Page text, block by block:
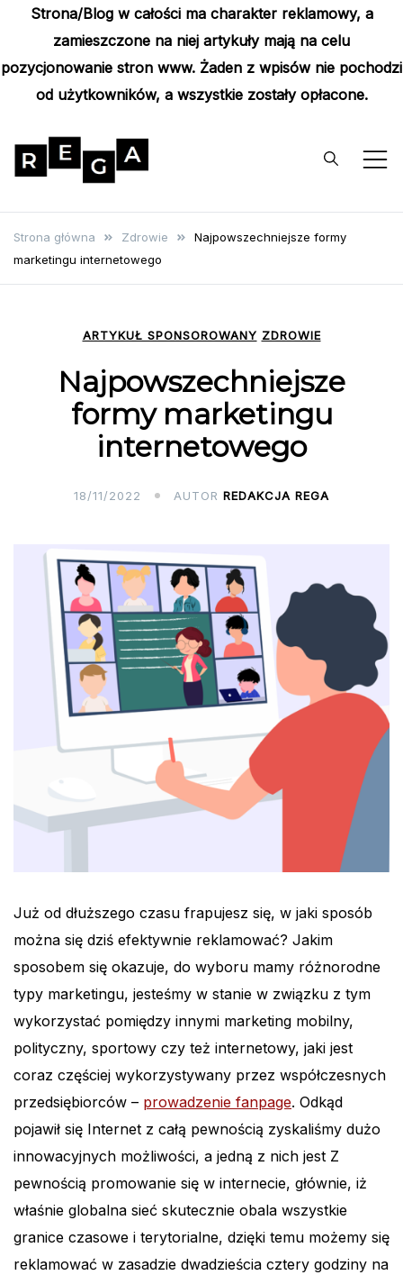
Strona/Blog w całości ma charakter reklamowy, a
zamieszczone na niej artykuły mają na celu
pozycjonowanie stron www. Żaden z wpisów nie pochodzi
od użytkowników, a wszystkie zostały opłacone.
content
Rega
Strona główna Zdrowie
Najpowszechniejsze formy
marketingu internetowego
ARTYKUŁ SPONSOROWANY ZDROWIE
Najpowszechniejsze
formy marketingu
internetowego
18/11/2022 AUTOR REDAKCJA REGA
Już od dłuższego czasu frapujesz się, w jaki sposób
można się dziś efektywnie reklamować? Jakim
sposobem się okazuje, do wyboru mamy różnorodne
typy marketingu, jesteśmy w stanie w związku z tym
wykorzystać pomiędzy innymi marketing mobilny,
polityczny, sportowy czy też internetowy, jaki jest
coraz częściej wykorzystywany przez współczesnych
przedsiębiorców – prowadzenie fanpage. Odkąd
pojawił się Internet z całą pewnością zyskaliśmy dużo
innowacyjnych możliwości, a jedną z nich jest Z
pewnością promowanie się w internecie, głównie, iż
właśnie globalna sieć skutecznie obala wszystkie
granice czasowe i terytorialne, dzięki temu możemy się
reklamować w zasadzie dwadzieścia cztery godziny na